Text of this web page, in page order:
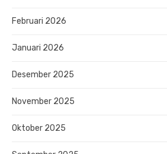
Februari 2026
Januari 2026
Desember 2025
November 2025
Oktober 2025